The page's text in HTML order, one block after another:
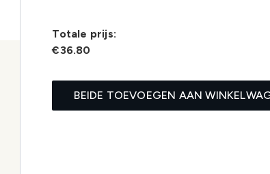
Totale prijs:
€36.80
BEIDE TOEVOEGEN AAN